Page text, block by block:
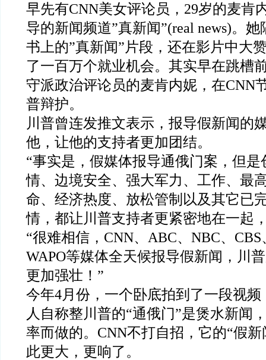
早先有CNN美女评论员，29岁的麦肯
导的新闻频道”真新闻”(real news)。
书上的”真新闻”片段，还在影片中大
了一百万个就业机会。其实早在跳槽
守派政治评论员的麦肯内妮，在CNN
普辩护。
川普曾连发推文表示，报导假新闻的
他，让他的支持者更加团结。
“事实是，假媒体报导通俄门案，但
情、边境安全、强大军力、工作、最
命、经济热度、放松管制以及其它已
情，都让川普支持者更紧密地在一起
“很难相信，CNN、ABC、NBC、
WAPO等媒体全天候报导假新闻，川
更加强壮！”
今年4月份，一个卧底拍到了一段视
人自称整川普的“通俄门”是煲水新闻
率而做的。CNN不打自招，它的“假
此更大，更响了。